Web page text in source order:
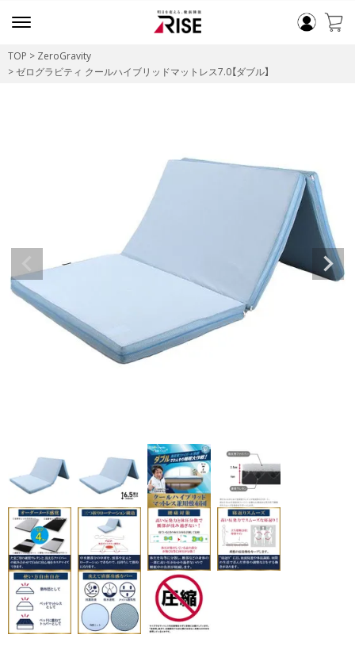
TOP
ZeroGravity
ゼログラビティ クールハイブリッドマットレス7.0【ダブル】